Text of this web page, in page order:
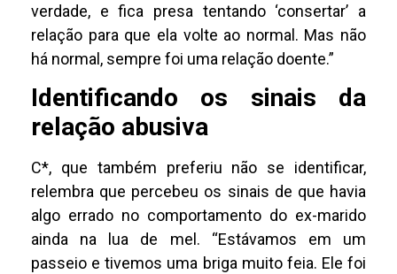
verdade, e fica presa tentando ‘consertar’ a
relação para que ela volte ao normal. Mas não
há normal, sempre foi uma relação doente.”
Identificando os sinais da
relação abusiva
C*, que também preferiu não se identificar,
relembra que percebeu os sinais de que havia
algo errado no comportamento do ex-marido
ainda na lua de mel. “Estávamos em um
passeio e tivemos uma briga muito feia. Ele foi